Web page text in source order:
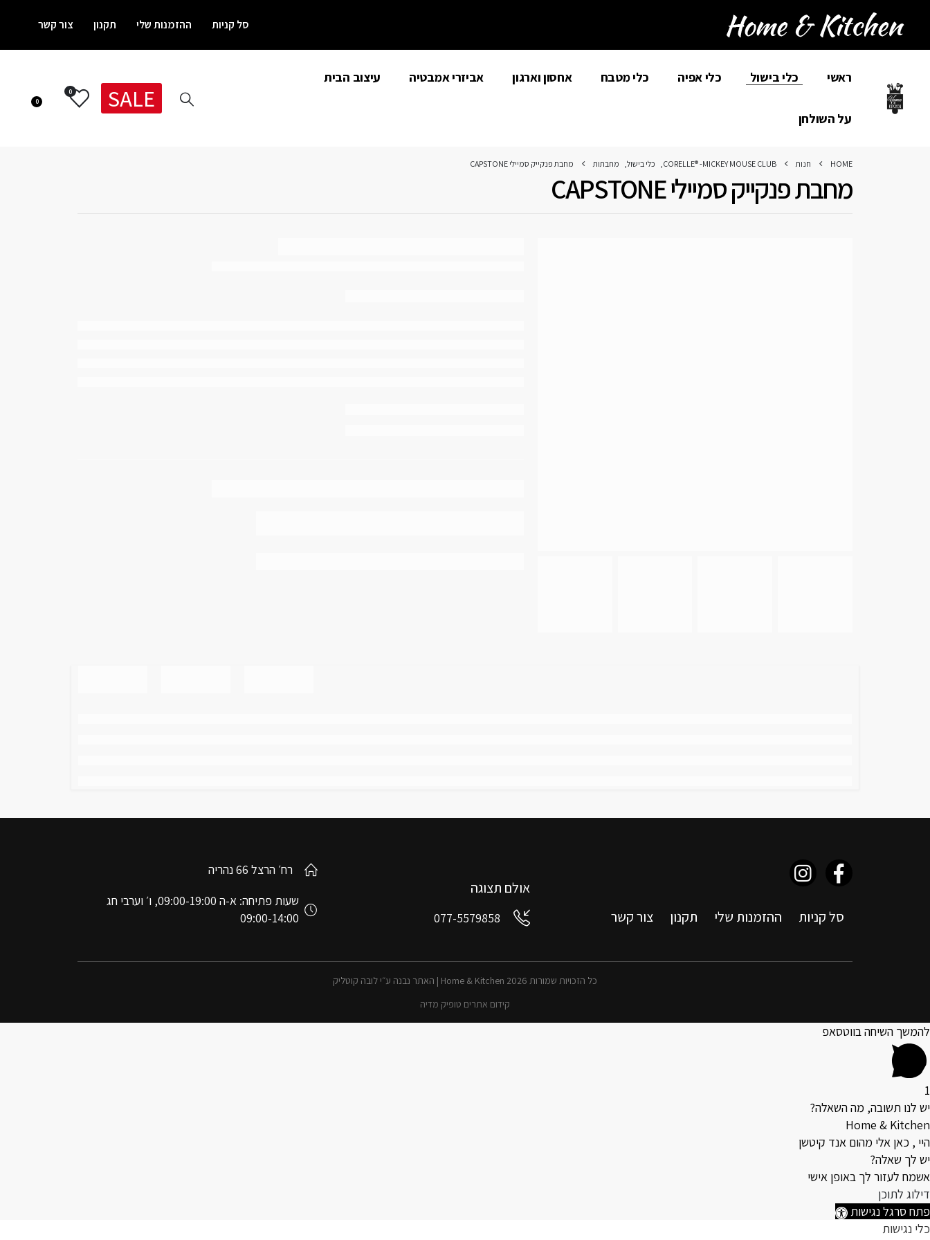
סל קניות ההזמנות שלי תקנון צור קשר
ראשי כלי בישול כלי אפיה כלי מטבח אחסון וארגון אביזרי אמבטיה עיצוב הבית
על השולחן
SALE
0
0
HOME חנות CORELLE® -MICKEY MOUSE CLUB
, כלי בישול, מחבתות מחבת פנקייק סמיילי CAPSTONE
מחבת פנקייק סמיילי CAPSTONE
סל קניות ההזמנות שלי תקנון צור קשר
אולם תצוגה
077-5579858
רח׳ הרצל 66 נהריה
שעות פתיחה: א-ה 09:00-19:00, ו׳ וערבי חג
09:00-14:00
כל הזכויות שמורות 2026 Home & Kitchen | האתר נבנה ע״י לובה קוטליק
קידום אתרים טופיק מדיה
להמשך השיחה בווטסאפ
1
יש לנו תשובה, מה השאלה?
Home & Kitchen
היי , כאן אלי מהום אנד קיטשן
יש לך שאלה?
אשמח לעזור לך באופן אישי
דילוג לתוכן
פתח סרגל נגישות
כלי נגישות